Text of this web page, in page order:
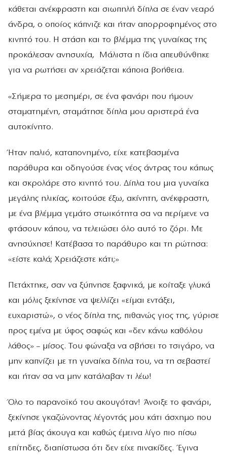
κάθεται ανέκφραστη και σιωπηλή δίπλα σε έναν νεαρό
άνδρα, ο οποίος κάπνιζε και ήταν απορροφημένος στο
κινητό του. Η στάση και το βλέμμα της γυναίκας της
προκάλεσαν ανησυχία, Μάλιστα η ίδια απευθύνθηκε
για να ρωτήσει αν χρειάζεται κάποια βοήθεια.
«Σήμερα το μεσημέρι, σε ένα φανάρι που ήμουν
σταματημένη, σταμάτησε δίπλα μου αριστερά ένα
αυτοκίνητο.
Ήταν παλιό, καταπονημένο, είχε κατεβασμένα
παράθυρα και οδηγούσε ένας νέος άντρας του κάπως
και σκρολάρε στο κινητό του. Δίπλα του μια γυναίκα
μεγάλης ηλικίας, κοιτούσε έξω, ακίνητη, ανέκφραστη,
με ένα βλέμμα γεμάτο στωικότητα σα να περίμενε να
φτάσουν κάπου, να τελειώσει όλο αυτό το ζόρι. Με
ανησύχησε! Κατέβασα το παράθυρο και τη ρώτησα:
«είστε καλά; Χρειάζεστε κάτι;»
Πετάχτηκε, σαν να ξύπνησε ξαφνικά, με κοίταξε γλυκά
και μόλις ξεκίνησε να ψελλίζει «είμαι εντάξει,
ευχαριστώ», ο νέος δίπλα της, πιθανώς γιος της, γύρισε
προς εμένα με ύφος σαφώς και «δεν κάνω καθόλου
λάθος» – μίσος. Του φώναξα να σβήσει το τσιγάρο, να
μην καπνίζει με τη γυναίκα δίπλα του, να τη σεβαστεί
και ήταν σα να μην κατάλαβαν τι λέω!
Όλο το παρανοϊκό του ακουγόταν! Άνοιξε το φανάρι,
ξεκίνησε γκαζώνοντας λέγοντάς μου κάτι άσχημο που
μετά βίας άκουγα και καθώς έμεινα λίγο πιο πίσω
επίτηδες, διαπίστωσα ότι δεν είχε πινακίδες. Έγινα